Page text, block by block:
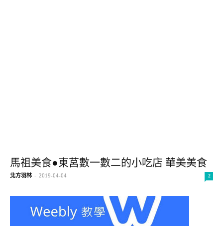
馬祖美食●東莒數一數二的小吃店 華美美食
北方羽林 - 2019-04-04 2